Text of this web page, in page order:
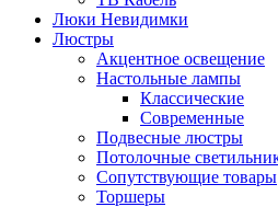
Люки Невидимки
Люстры
Акцентное освещение
Настольные лампы
Классические
Современные
Подвесные люстры
Потолочные
Сопутствующие товары
Торшеры